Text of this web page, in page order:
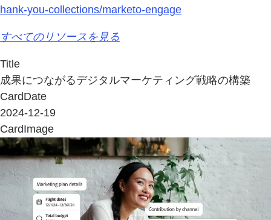
hank-you-collections/marketo-engage
すべてのリソースを見る
Title
成果につながるデジタルマーケティング戦略の構築
CardDate
2024-12-19
CardImage